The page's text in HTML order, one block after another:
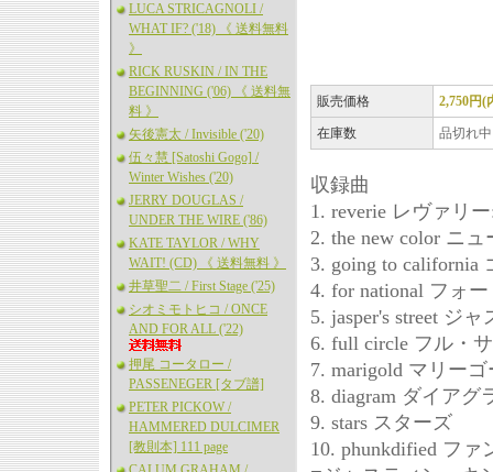
LUCA STRICAGNOLI /
WHAT IF? ('18) 《 送料無料
》
RICK RUSKIN / IN THE
BEGINNING ('06) 《 送料無
料 》
矢後憲太 / Invisible ('20)
伍々慧 [Satoshi Gogo] /
Winter Wishes ('20)
JERRY DOUGLAS /
UNDER THE WIRE ('86)
KATE TAYLOR / WHY
WAIT! (CD) 《 送料無料 》
井草聖二 / First Stage ('25)
シオミモトヒコ / ONCE
AND FOR ALL ('22)
押尾 コータロー /
PASSENEGER [タブ譜]
PETER PICKOW /
HAMMERED DULCIMER
[教則本] 111 page
販売価格 2,750円(
在庫数 品切れ中
収録曲
1. reverie レヴァリ
2. the new color ニ
3. going to california
4. for national フォ
5. jasper's street ジ
6. full circle フル・
7. marigold マリー
8. diagram ダイアグ
9. stars スターズ
10. phunkdified フ